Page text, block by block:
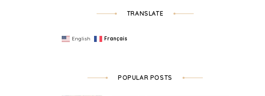
TRANSLATE
English Français
POPULAR POSTS